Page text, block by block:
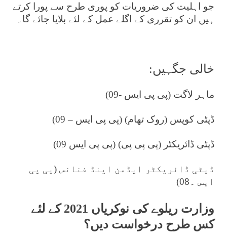
جو اہلیت کی ضروریات کو پوری طرح سے پورا کرتے
ہیں ان کو تقرری کے اگلے عمل کے لئے بلایا جائے گا۔
خالی جگہیں:
ماہر لاگت (پی پی ایس -09)
ڈپٹی کوپس (روک تھام) (پی پی ایس – 09)
ڈپٹی ڈائریکٹر (پی پی پی) (پی پی ایس 09)
ڈپٹی ڈائریکٹر ایڈمن اینڈ فنانس (پی پی
ایس ۔08)
وزارت ریلوے کی نوکریاں 2021 کے لئے
کس طرح درخواست دیں؟